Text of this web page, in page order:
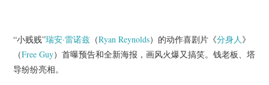
杂七杂八
美剧英剧
“小贱贱”瑞安·雷诺兹 （Ryan Reynolds）的动作喜剧片《分身人》
（Free Guy）首曝预告和全新海报，画风火爆又搞笑。钱老板、塔
导纷纷亮相。